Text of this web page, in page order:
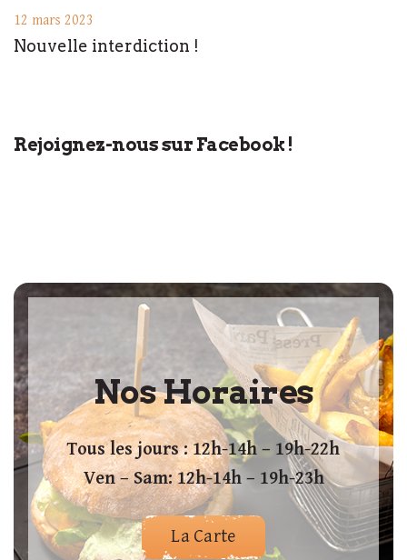
12 mars 2023
Nouvelle interdiction !
Rejoignez-nous sur Facebook !
Nos Horaires
Tous les jours : 12h-14h – 19h-22h
Ven – Sam: 12h-14h – 19h-23h
La Carte